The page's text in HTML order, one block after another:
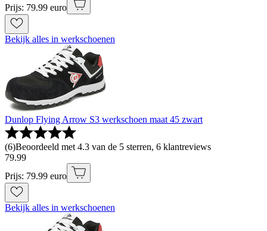
Prijs: 79.99 euro
Bekijk alles in werkschoenen
Dunlop Flying Arrow S3 werkschoen maat 45 zwart
(6)Beoordeeld met 4.3 van de 5 sterren, 6 klantreviews
79.99
Prijs: 79.99 euro
Bekijk alles in werkschoenen